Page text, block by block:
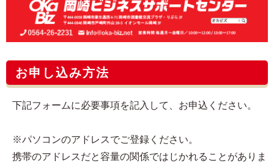
お申し込み方法
下記フォームに必要事項を記入して、お申込ください。
※パソコンのアドレスでご登録ください。
携帯のアドレスだと容量の関係ではじかれることがありま